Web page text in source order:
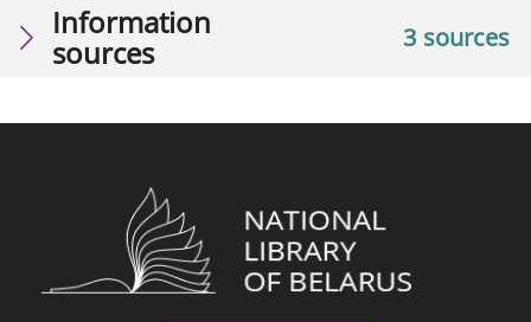
3 sources
Information
sources